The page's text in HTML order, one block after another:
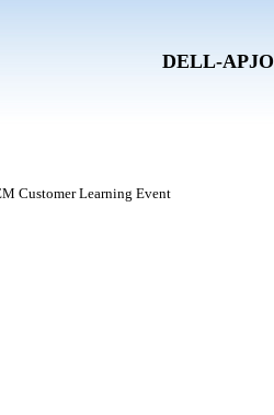
DELL-
Customer Learning Event